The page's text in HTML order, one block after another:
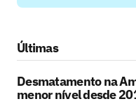
Últimas
Desmatamento na
menor nível desde